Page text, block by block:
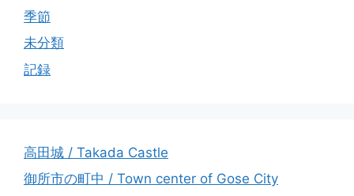
季節
未分類
記録
高田城 / Takada Castle
御所市の町中 / Town center of Gose City